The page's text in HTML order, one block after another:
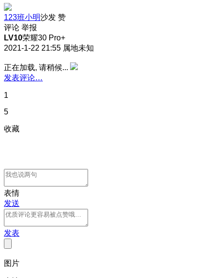
123班小明沙发 赞
评论 举报
LV10荣耀30 Pro+
2021-1-22 21:55 属地未知
正在加载, 请稍候...
发表评论…
1
5
收藏
表情
发送
发表
图片